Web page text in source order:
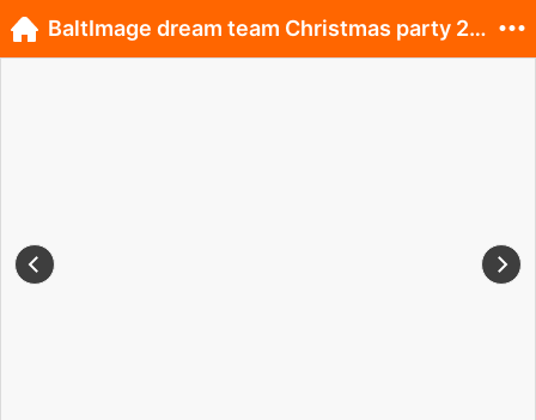
BaltImage dream team Christmas party 2014.! :)